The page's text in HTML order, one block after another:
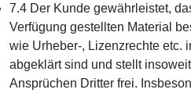
7.4 Der Kunde gewährleistet,
Verfügung gestellten Material
wie Urheber-, Lizenzrechte etc.
abgeklärt sind und stellt
Ansprüchen Dritter frei.